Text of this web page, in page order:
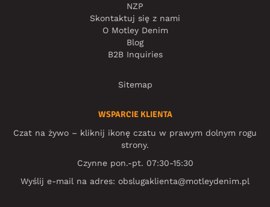
NZP
Skontaktuj się z nami
O Motley Denim
Blog
B2B Inquiries
Sitemap
WSPARCIE KLIENTA
Czat na żywo – kliknij ikonę czatu w prawym dolnym rogu
strony.
Czynne pon.-pt. 07:30-15:30
Wyślij e-mail na adres: obslugaklienta@motleydenim.pl